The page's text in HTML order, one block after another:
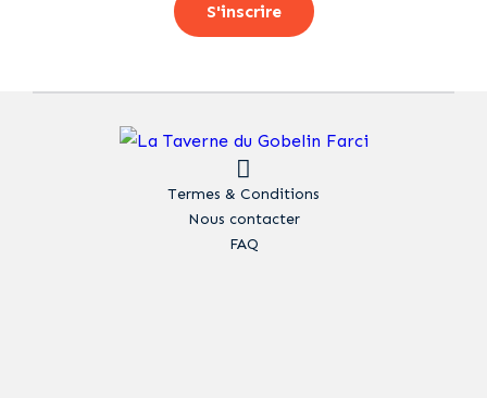
S'inscrire
Termes & Conditions
Nous contacter
FAQ